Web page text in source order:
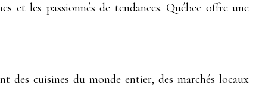
et les passionnés de tendances. Québec offre une
des cuisines du monde entier, des marchés locaux